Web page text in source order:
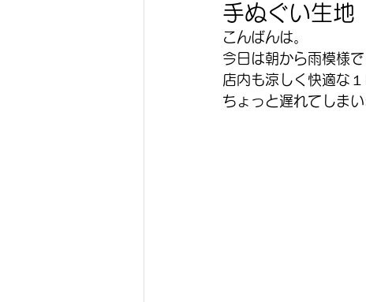
手ぬぐい生
こんばんは。
今日は朝から雨模様で
店内も涼しく快適な１
ちょっと遅れてしま